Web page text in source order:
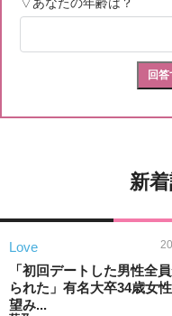
新
Love
「初回デートした男性全
られた」有名大卒34歳女
望み...